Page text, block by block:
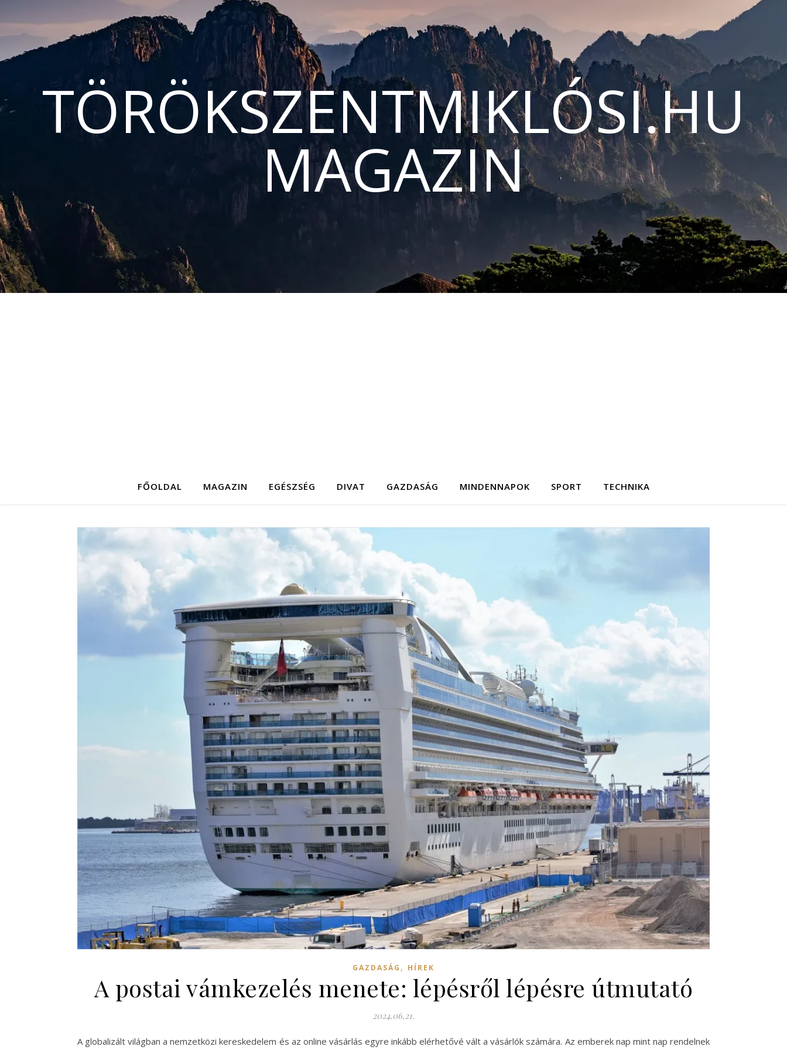
TÖRÖKSZENTMIKLÓSI.HU
MAGAZIN
FŐOLDAL MAGAZIN EGÉSZSÉG DIVAT GAZDASÁG MINDENNAPOK SPORT TECHNIKA
GAZDASÁG , HÍREK
A postai vámkezelés menete: lépésről lépésre útmutató
2024.06.21.
A globalizált világban a nemzetközi kereskedelem és az online vásárlás egyre inkább elérhetővé vált a vásárlók számára. Az emberek nap mint nap rendelnek